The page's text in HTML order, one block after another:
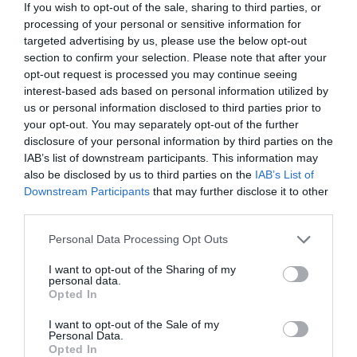
If you wish to opt-out of the sale, sharing to third parties, or
processing of your personal or sensitive information for
targeted advertising by us, please use the below opt-out
section to confirm your selection. Please note that after your
opt-out request is processed you may continue seeing
interest-based ads based on personal information utilized by
us or personal information disclosed to third parties prior to
your opt-out. You may separately opt-out of the further
disclosure of your personal information by third parties on the
IAB’s list of downstream participants. This information may
also be disclosed by us to third parties on the IAB’s List of
Downstream Participants that may further disclose it to other
Please note that this website/app uses one or more Google
not limited to your visit or usage behaviour. You may click to
grant or deny consent to Google and its third-party tags to
use your data for below specified purposes in below Google
consent section.
Personal Data Processing Opt Outs
I want to opt-out of the Sharing of my
personal data.
Opted In
I want to opt-out of the Sale of my
Personal Data.
Opted In
Σιέρα Λεόνε
16.10.2025 | 08:54
PRONEWS.GR /ΔΙΕΘΝΗΣ ΑΣΦΑΛΕΙΑ
«Αν ήμασταν στο Πακιστάν θα σε
βίαζα»: Τα λόγια Πακιστανού οδηγού